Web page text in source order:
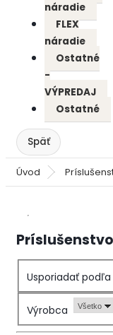
náradie
FLEX
náradie
Ostatné
-
VÝPREDAJ
Ostatné
Úvod
Usporiadať podľa
Výrobca Všetko